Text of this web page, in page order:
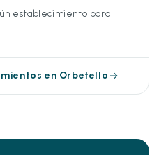
establecimiento para
en Orbetello